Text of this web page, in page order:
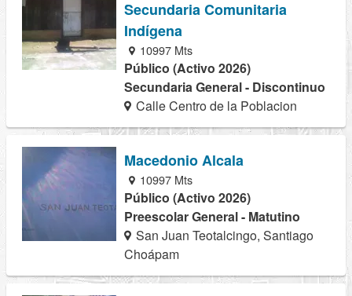
Secundaria Comunitaria
Indígena
10997 Mts
Público (Activo 2026)
Secundaria General - Discontinuo
Calle Centro de la Poblacion
Macedonio Alcala
10997 Mts
Público (Activo 2026)
Preescolar General - Matutino
San Juan Teotalcingo, Santiago
Choápam